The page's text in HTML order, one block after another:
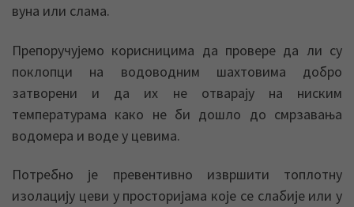
вуна или слама.
Препоручујемо корисницима да провере да ли су
поклопци на водоводним шахтовима добро
затворени и да их не отварају на ниским
температурама како не би дошло до смрзавања
водомера и воде у цевима.
Потребно је превентивно извршити топлотну
изолацију цеви у просторијама које се слабије или у